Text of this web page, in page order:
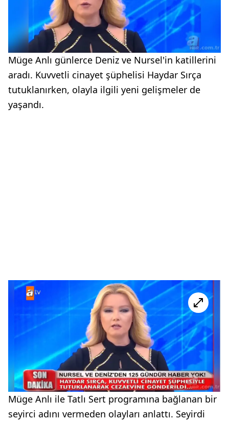
Müge Anlı günlerce Deniz ve Nursel'in katillerini
aradı. Kuvvetli cinayet şüphelisi Haydar Sırça
tutuklanırken, olayla ilgili yeni gelişmeler de
yaşandı.
Müge Anlı ile Tatlı Sert programına bağlanan bir
seyirci adını vermeden olayları anlattı. Seyirdi